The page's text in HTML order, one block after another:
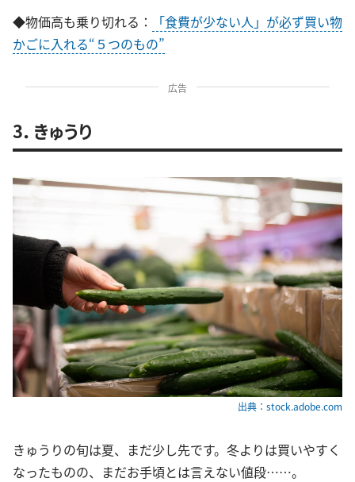
◆物価高も乗り切れる：
「食費が少ない人」が必ず買い物
かごに入れる“５つのもの”
広告
3．きゅうり
出典：stock.adobe.com
きゅうりの旬は夏、まだ少し先です。冬よりは買いやすく
なったものの、まだお手頃とは言えない値段……。